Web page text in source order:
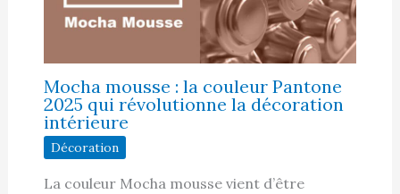
Mocha mousse : la couleur Pantone
2025 qui révolutionne la décoration
intérieure
Décoration
La couleur Mocha mousse vient d’être